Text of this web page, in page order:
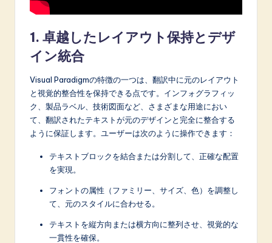
1. 卓越したレイアウト保持とデザ
イン統合
Visual Paradigmの特徴の一つは、翻訳中に元のレイアウト
と視覚的整合性を保持できる点です。インフォグラフィッ
ク、製品ラベル、技術図面など、さまざまな用途におい
て、翻訳されたテキストが元のデザインと完全に整合する
ように保証します。ユーザーは次のように操作できます：
テキストブロックを結合または分割して、正確な配置
を実現。
フォントの属性（ファミリー、サイズ、色）を調整し
て、元のスタイルに合わせる。
テキストを縦方向または横方向に整列させ、視覚的な
一貫性を確保。